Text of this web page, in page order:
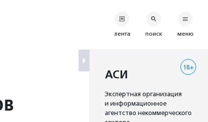
лента поиск меню
18+
АСИ
Экспертная организация
и информационное
агентство некоммерческого